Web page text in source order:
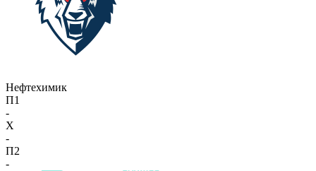
Нефтехимик
П1
-
X
-
П2
-